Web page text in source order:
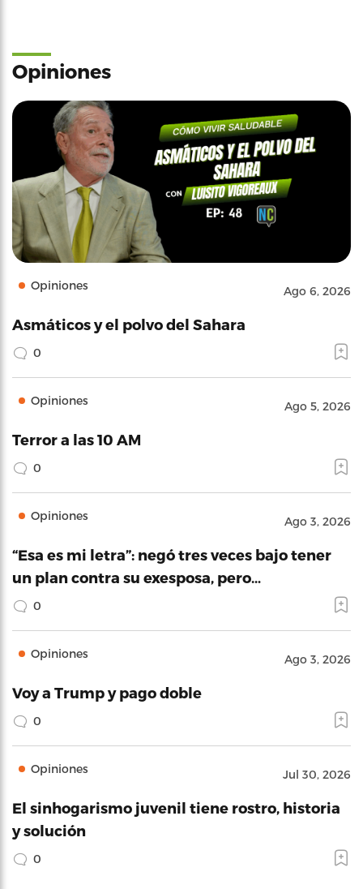
Opiniones
Opiniones Ago 6, 2026
Asmáticos y el polvo del Sahara
0
Opiniones Ago 5, 2026
Terror a las 10 AM
0
Opiniones Ago 3, 2026
“Esa es mi letra”: negó tres veces bajo tener
un plan contra su exesposa, pero…
0
Opiniones Ago 3, 2026
Voy a Trump y pago doble
0
Opiniones Jul 30, 2026
El sinhogarismo juvenil tiene rostro, historia
y solución
0